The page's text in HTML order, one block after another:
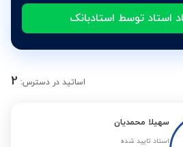
استاد توسط استادبانک
اساتید در دسترس: 2
سهیلا محمدیان
استاد تایید شده